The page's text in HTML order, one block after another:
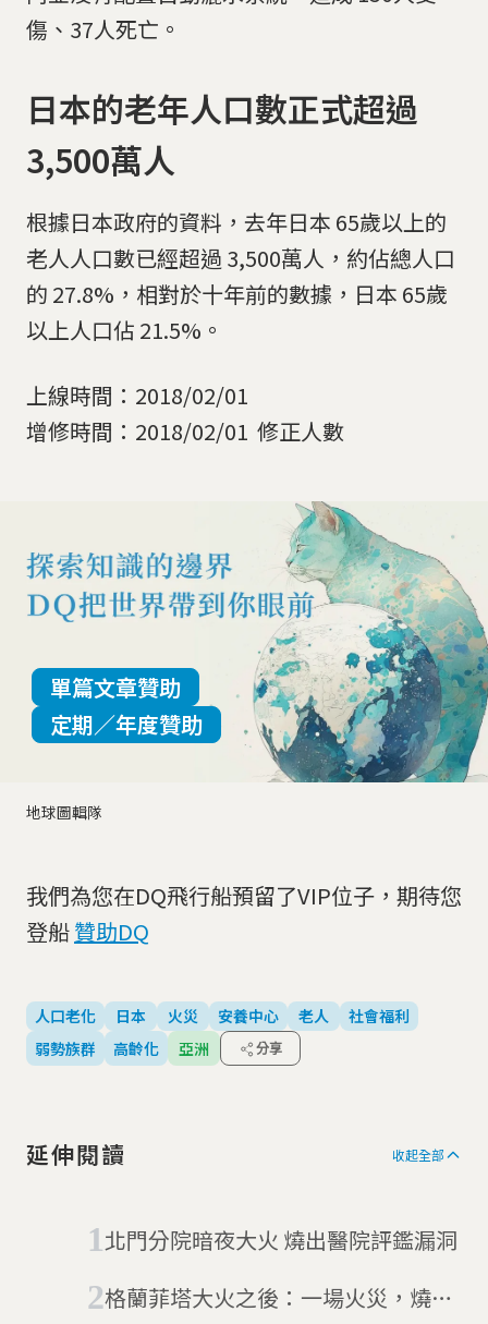
傷、37人死亡。
日本的老年人口數正式超過
3,500萬人
根據日本政府的資料，去年日本 65歲以上的
老人人口數已經超過 3,500萬人，約佔總人口
的 27.8%，相對於十年前的數據，日本 65歲
以上人口佔 21.5%。
上線時間：2018/02/01
增修時間：2018/02/01 修正人數
地球圖輯隊
單篇文章贊助
定期／年度贊助
我們為您在DQ飛行船預留了VIP位子，期待您
登船贊助DQ
人口老化 日本 火災 安養中心 老人
社會福利
弱勢族群
高齡化 亞洲 分享
延伸閱讀 收起全部
​北門分院暗夜大火 燒出醫院評鑑漏洞
格蘭菲塔大火之後：一場火災，燒出